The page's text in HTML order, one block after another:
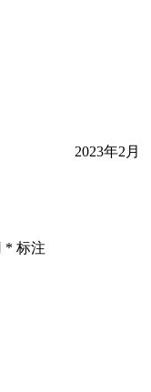
2023年2月
* 标注